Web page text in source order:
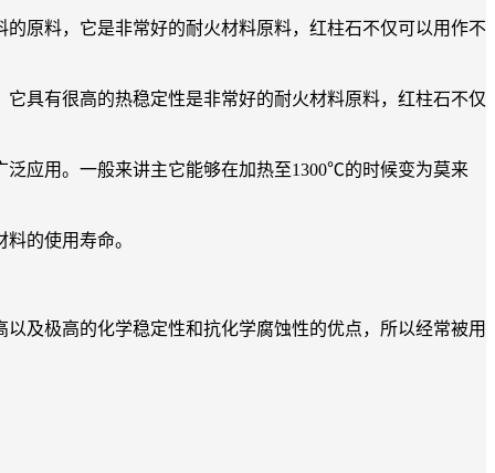
原料，它是非常好的耐火材料原料，红柱石不仅可以用作不
具有很高的热稳定性是非常好的耐火材料原料，红柱石不仅
应用。一般来讲主它能够在加热至1300℃的时候变为莫来
的使用寿命。
及极高的化学稳定性和抗化学腐蚀性的优点，所以经常被用